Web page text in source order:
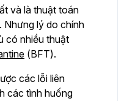
và là thuật toán
Nhưng lý do chính
có nhiều thuật
(BFT).
các lỗi liên
các tình huống